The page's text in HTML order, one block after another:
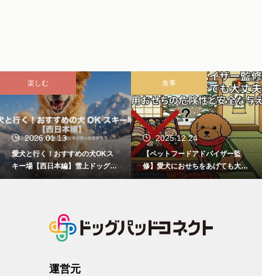
食事
2025.12.24
【ペットフードアドバイザー監
修】愛犬におせちをあげても大丈
夫？人間用おせちの危険性と安全
雑学
2025.12.23
愛犬が喜ぶクリスマスプレゼント
8選 ケーキやおもちゃ、犬服どれ
にする？
運営元